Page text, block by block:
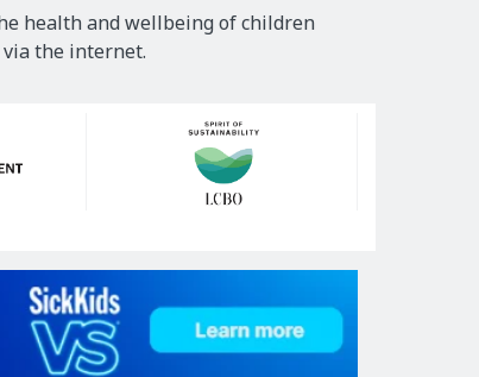
health and wellbeing of children
the internet.